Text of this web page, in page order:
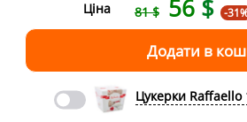
Ціна 81 $ 56 $ -
Цукерки Raffaello